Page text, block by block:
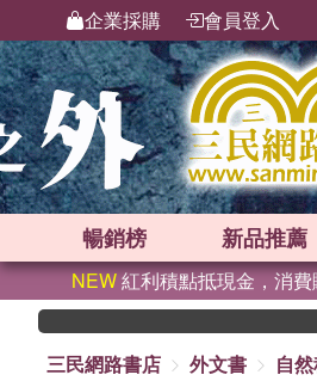
企業採購 會員登入
暢銷榜 新品推薦
NEW紅利積點抵現金，消
三民網路書店
外文書 自